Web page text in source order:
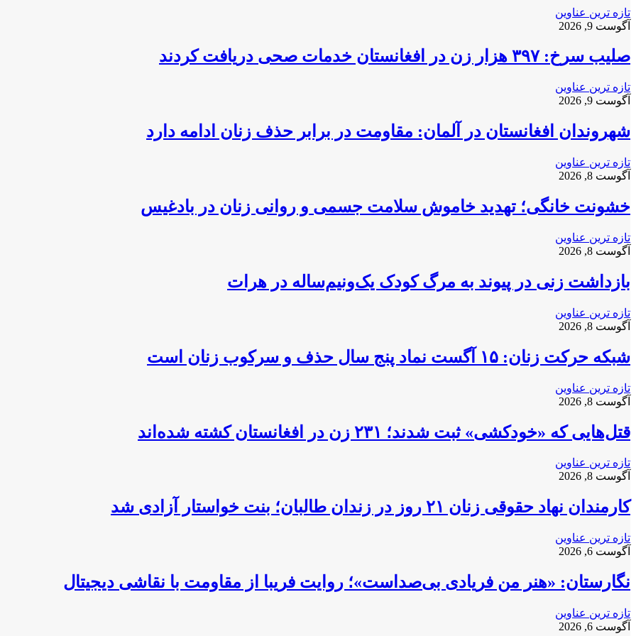
ایمیل
تازه ترین عناوین
آگوست 9, 2026
صلیب سرخ: ۳۹۷ هزار زن در افغانستان خدمات صحی دریافت کردند
تازه ترین عناوین
آگوست 9, 2026
شهروندان افغانستان در آلمان: مقاومت در برابر حذف زنان ادامه دارد
تازه ترین عناوین
آگوست 8, 2026
خشونت خانگی؛ تهدید خاموش سلامت جسمی و روانی زنان در بادغیس
تازه ترین عناوین
آگوست 8, 2026
بازداشت زنی در پیوند به مرگ کودک یک‌ونیم‌ساله در هرات
تازه ترین عناوین
آگوست 8, 2026
شبکه حرکت زنان: ۱۵ آگست نماد پنج سال حذف و سرکوب زنان است
تازه ترین عناوین
آگوست 8, 2026
قتل‌هایی که «خودکشی» ثبت شدند؛ ۲۳۱ زن در افغانستان کشته شده‌اند
تازه ترین عناوین
آگوست 8, 2026
کارمندان نهاد حقوقی زنان ۲۱ روز در زندان طالبان؛ بنت خواستار آزادی شد
تازه ترین عناوین
آگوست 6, 2026
نگارستان: «هنر من فریادی بی‌صداست»؛ روایت فریبا از مقاومت با نقاشی دیجیتال
تازه ترین عناوین
آگوست 6, 2026